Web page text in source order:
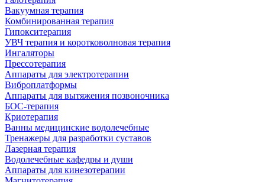
Вакуумная терапия
Комбинированная терапия
Гипокситерапия
УВЧ терапия и коротковолновая терапия
Ингаляторы
Прессотерапия
Аппараты для электротерапии
Виброплатформы
Аппараты для вытяжения позвоночника
БОС-терапия
Криотерапия
Ванны медицинские водолечебные
Тренажеры для разработки суставов
Лазерная терапия
Водолечебные кафедры и души
Аппараты для кинезотерапии